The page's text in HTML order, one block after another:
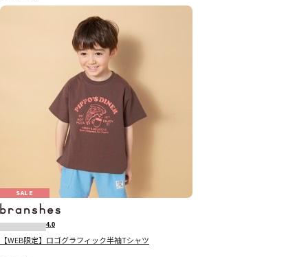
SALE
4.0
【WEB限定】ロゴグラフィック半袖Tシャツ